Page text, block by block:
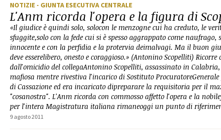
NOTIZIE - GIUNTA ESECUTIVA CENTRALE
L'Anm ricorda l'opera e la figura di
«Il giudice è quindi solo, solocon le menzogne cui ha creduto, le
sfuggite,solo con la fede cui si è spesso aggrappato come
innocente e con la perfidia e la protervia deimalvagi. Ma il buon
deve esserelibero, onesto e coraggioso.» (Antonino Scopelliti)
dall'omicidio del collegaAntonino Scopelliti, assassinato in
mafiosa mentre rivestiva l'incarico di Sostituto ProcuratoreGenerale
di Cassazione ed era incaricato dipreparare la requisitoria per il
"cosanostra". L'Anm ricorda con commosso affetto l'opera e la
per l'intera Magistratura italiana rimaneoggi un punto di
9 agosto 2011